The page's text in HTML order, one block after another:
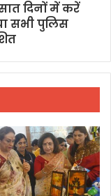
दिनों में करें
सभी पुलिस